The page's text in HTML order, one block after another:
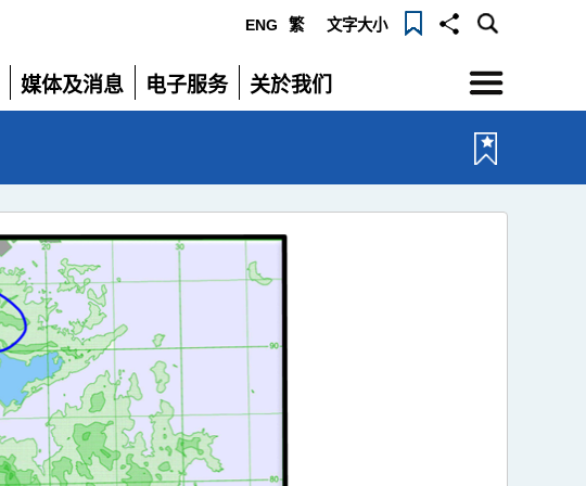
ENG 繁 文字大小
媒体及消息
展
电子服务
展
关於我们
展
选
单